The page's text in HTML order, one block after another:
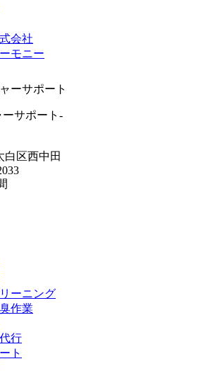
サポート-
白区西中田
ーニング
作業
行
ト